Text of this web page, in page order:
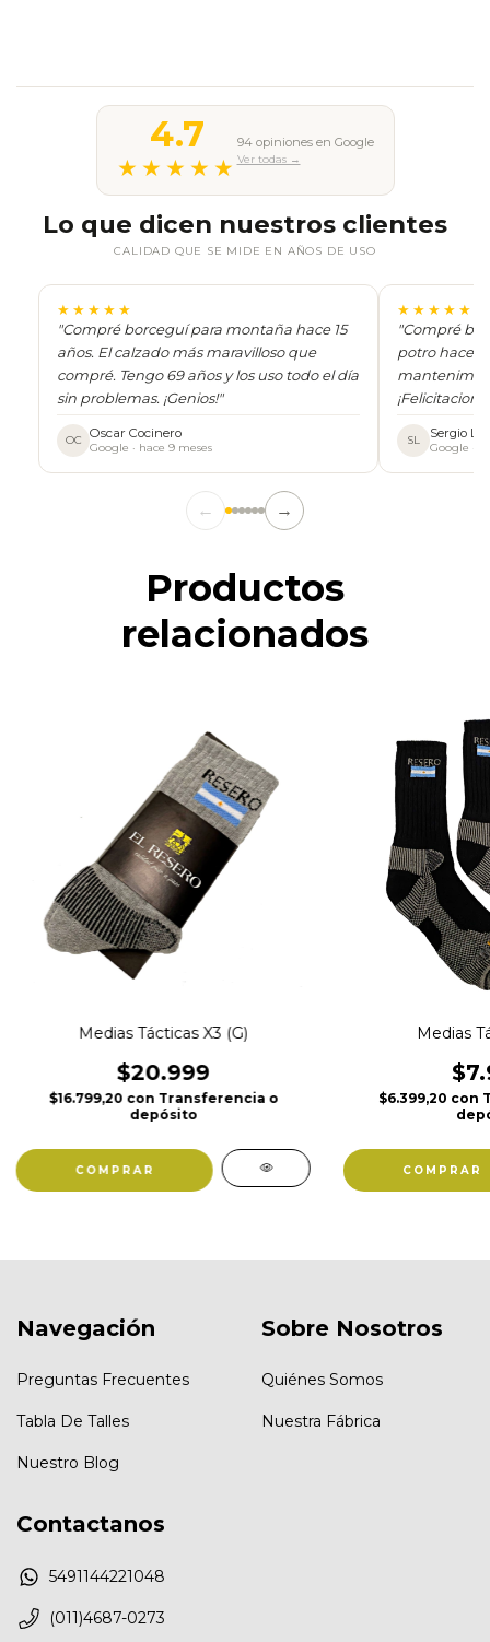
4.7
★★★★★
94 opiniones en Google
Ver todas →
Lo que dicen nuestros clientes
CALIDAD QUE SE MIDE EN AÑOS DE USO
★★★★★
"Compré borceguí para montaña hace 15
años. El calzado más maravilloso que
compré. Tengo 69 años y los uso todo el día
sin problemas. ¡Genios!"
OC Oscar Cocinero
Google · hace 9 meses
★★★★★
"Compré
potro hace
SL Sergio L.
Google ·
← →
Productos
relacionados
Medias Tácticas X3 (G)
$20.999
$16.799,20 con Transferencia o
depósito
COMPRAR
Medias
$6.399,20 con
COMPRAR
Navegación
Preguntas Frecuentes
Tabla De Talles
Nuestro Blog
Sobre Nosotros
Quiénes Somos
Nuestra Fábrica
Contactanos
5491144221048
(011)4687-0273